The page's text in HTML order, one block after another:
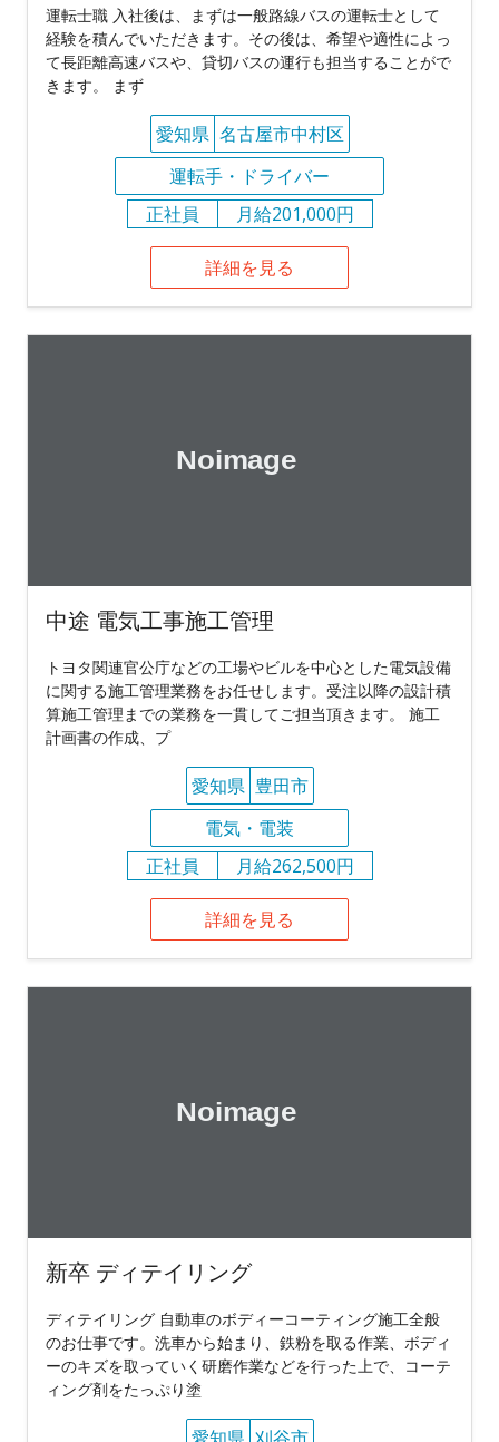
運転士職 入社後は、まずは一般路線バスの運転士として
経験を積んでいただきます。その後は、希望や適性によっ
て長距離高速バスや、貸切バスの運行も担当することがで
きます。 まず
愛知県 名古屋市中村区
運転手・ドライバー
正社員
月給201,000円
詳細を見る
中途 電気工事施工管理
トヨタ関連官公庁などの工場やビルを中心とした電気設備
に関する施工管理業務をお任せします。受注以降の設計積
算施工管理までの業務を一貫してご担当頂きます。 施工
計画書の作成、プ
愛知県 豊田市
電気・電装
正社員
月給262,500円
詳細を見る
新卒 ディテイリング
ディテイリング 自動車のボディーコーティング施工全般
のお仕事です。洗車から始まり、鉄粉を取る作業、ボディ
ーのキズを取っていく研磨作業などを行った上で、コーテ
ィング剤をたっぷり塗